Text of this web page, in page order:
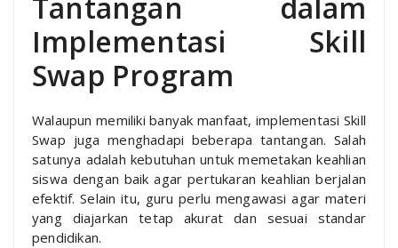
Tantangan dalam
Implementasi Skill
Swap Program
Walaupun memiliki banyak manfaat, implementasi Skill
Swap juga menghadapi beberapa tantangan. Salah
satunya adalah kebutuhan untuk memetakan keahlian
siswa dengan baik agar pertukaran keahlian berjalan
efektif. Selain itu, guru perlu mengawasi agar materi
yang diajarkan tetap akurat dan sesuai standar
pendidikan.